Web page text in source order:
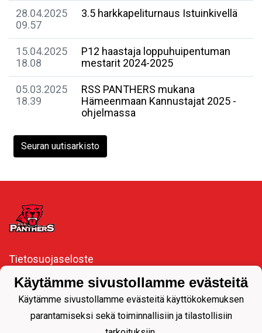
28.04.2025
09.57
3.5 harkkapeliturnaus Istuinkivellä
15.04.2025
18.08
P12 haastaja loppuhuipentuman
mestarit 2024-2025
05.03.2025
18.39
RSS PANTHERS mukana
Hämeenmaan Kannustajat 2025 -
ohjelmassa
Seuran uutisarkisto
Tietosuojaseloste
#Pantteriperhe​🖤❤️
#Pantterisydän❤️🖤
Käytämme sivustollamme evästeitä
Käytämme sivustollamme evästeitä käyttökokemuksen
parantamiseksi sekä toiminnallisiin ja tilastollisiin